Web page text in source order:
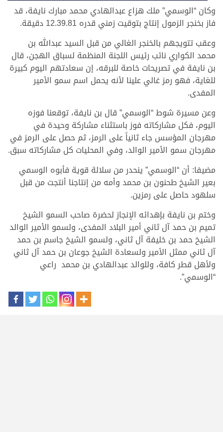
وكان “الوسمي” ملك هزاع عبدالهادي محمد مبارك نايفة، قد
فاز بخنجر الزمول إنتاج بتوقيت زمني قدره 12.39.81 دقيقة.
وعقب تتويجهم بالخنجر الغالي من قبل السيد عبدالله بن
محمد الكواري نائب رئيس اللجنة المنظمة لسباق الهجن، قال
بن نايفة في تصريحات خاصة للبرقه، إن سعادتهم اليوم كبيرة
للغاية، فهو رمز غالي علينا لأنه يحمل اسم سمو الأمير
المفدى.
وعن مسيرة شوط “الوسمي” قال بن نايفة، توقعنا فوزه
اليوم، فكل مشاركاته فوز باستثناء مشاركة وحيدة في
مهرجان المؤسس جاء ثانياً على الرمز، ثم حصل على الرمز في
مهرجان سمو الأمير الوالد، وفي المحليات كل مشاركاته سبق.
مضيفا: أن “الوسمي” ينحدر من سلالة قوية فأبوه الوسمي
بعير الشيخ طحنون بن محمد وأمه من إنتاجنا أنتجت من قبل
سلهود حاصل على رمزين.
وختم بن نايفة بإهدائه الإنجاز لحضرة صاحب السمو الشيخ
تميم بن حمد آل ثاني أمير البلاد المفدى، ولسمو الأمير الوالد
الشيخ حمد بن خليفة آل ثاني، ولسمو الشيخ جاسم بن حمد
آل ثاني ممثل الأمير ولسعادة الشيخ جوعان بن حمد آل ثاني
ولأهل قطر كافة، وللوالد عبدالهادي بن محمد راعي
“الوسمي”.